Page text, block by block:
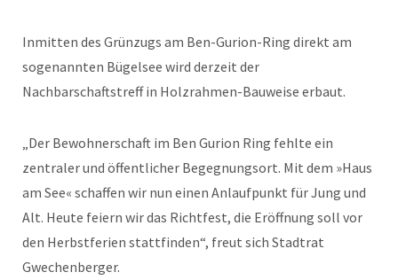
Inmitten des Grünzugs am Ben-Gurion-Ring direkt am
sogenannten Bügelsee wird derzeit der
Nachbarschaftstreff in Holzrahmen-Bauweise erbaut.
„Der Bewohnerschaft im Ben Gurion Ring fehlte ein
zentraler und öffentlicher Begegnungsort. Mit dem »Haus
am See« schaffen wir nun einen Anlaufpunkt für Jung und
Alt. Heute feiern wir das Richtfest, die Eröffnung soll vor
den Herbstferien stattfinden“, freut sich Stadtrat
Gwechenberger.